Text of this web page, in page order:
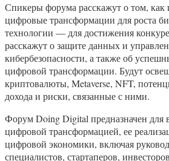
Спикеры форума расскажут о том, как
цифровые трансформации для роста
технологии — для достижения
расскажут о защите данных и
кибербезопасности, а также об
цифровой трансформации. Будут
криптовалюты, Metaverse, NFT,
дохода и риски, связанные с ними.
Форум Doing Digital предназначен для
цифровой трансформацией, ее
цифровой экономики, включая
специалистов, стартаперов,